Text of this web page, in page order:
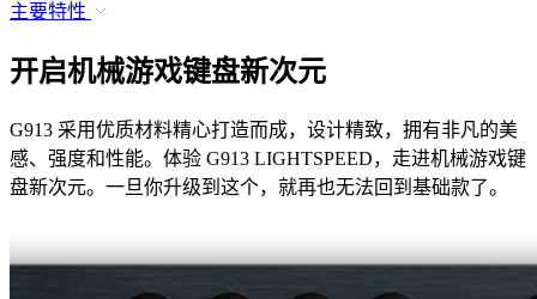
主要特性
开启机械游戏键盘新次元
G913 采用优质材料精心打造而成，设计精致，拥有非凡的美
感、强度和性能。体验 G913 LIGHTSPEED，走进机械游戏键
盘新次元。一旦你升级到这个，就再也无法回到基础款了。